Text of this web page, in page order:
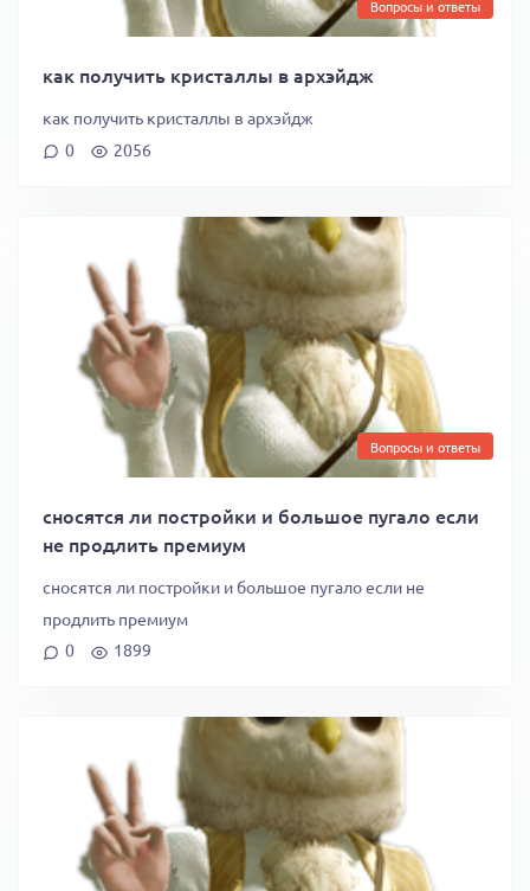
Вопросы и ответы
как получить кристаллы в архэйдж
как получить кристаллы в архэйдж
0
2056
Вопросы и ответы
сносятся ли постройки и большое пугало если
не продлить премиум
сносятся ли постройки и большое пугало если не
продлить премиум
0
1899